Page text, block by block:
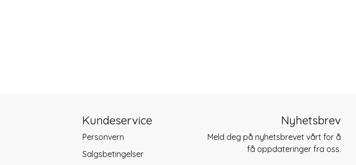
Kundeservice
Personvern
Salgsbetingelser
Nyhetsbrev
Meld deg på nyhetsbrevet vårt for å
få oppdateringer fra oss.